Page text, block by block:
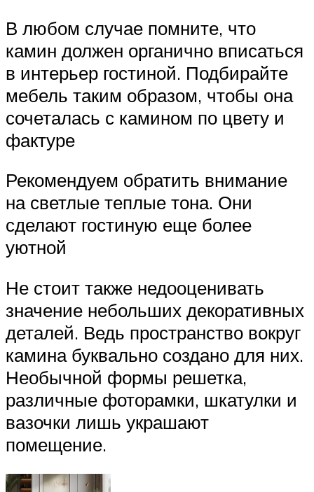
В любом случае помните, что
камин должен органично вписаться
в интерьер гостиной. Подбирайте
мебель таким образом, чтобы она
сочеталась с камином по цвету и
фактуре
Рекомендуем обратить внимание
на светлые теплые тона. Они
сделают гостиную еще более
уютной
Не стоит также недооценивать
значение небольших декоративных
деталей. Ведь пространство вокруг
камина буквально создано для них.
Необычной формы решетка,
различные фоторамки, шкатулки и
вазочки лишь украшают
помещение.